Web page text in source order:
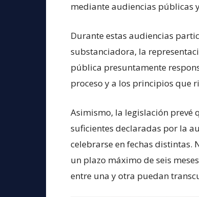
mediante audiencias públicas
Durante estas audiencias
substanciadora, la
pública presuntamente
proceso y a los principios que
Asimismo, la legislación prevé
suficientes declaradas por la
celebrarse en fechas
un plazo máximo de seis
entre una y otra puedan